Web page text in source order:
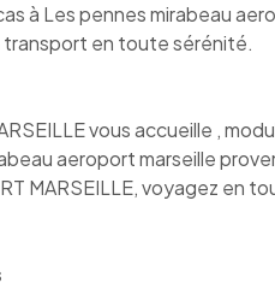
à Les pennes mirabeau
en toute sérénité.
vous accueille ,
aeroport marseille
MARSEILLE, voyagez